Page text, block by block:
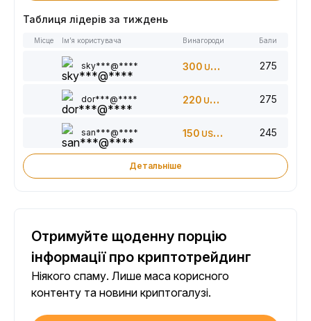
Таблиця лідерів за тиждень
Місце Ім’я користувача Винагороди Бали
sky***@**** 300 USDT 275
dor***@**** 220 USDT 275
san***@**** 150 USDT 245
Детальніше
Отримуйте щоденну порцію
інформації про криптотрейдинг
Ніякого спаму. Лише маса корисного
контенту та новини криптогалузі.